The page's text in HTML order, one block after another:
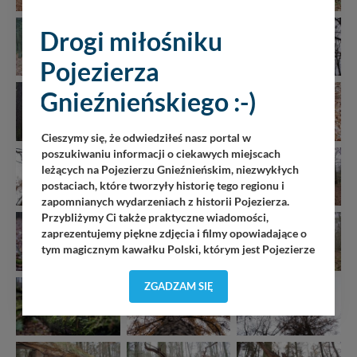
Drogi miłośniku
Pojezierza
Gnieźnieńskiego :-)
Cieszymy się, że odwiedziłeś nasz portal w
poszukiwaniu informacji o ciekawych miejscach
leżących na Pojezierzu Gnieźnieńskim, niezwykłych
postaciach, które tworzyły historię tego regionu i
zapomnianych wydarzeniach z historii Pojezierza.
Przybliżymy Ci także praktyczne wiadomości,
zaprezentujemy piękne zdjęcia i filmy opowiadające o
tym magicznym kawałku Polski, którym jest Pojezierze
Pojezierze Gnieźnieńskie odkrywać dla Ciebie na
składający się z pasjonatów, miłośników, czy wręcz
osób zakochanych w naszej„małej Ojczyźnie”każdego
dnia wędruje po Pojezierzu Gnieźnieńskim, by rozwijać
ZGADZAM SIĘ